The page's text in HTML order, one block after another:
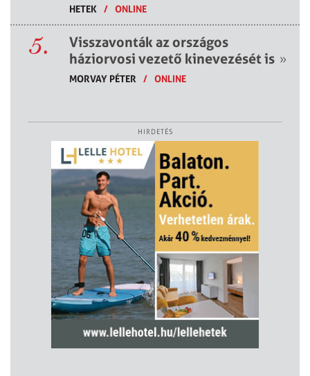
HETEK / ONLINE
5.
Visszavonták az országos
háziorvosi vezető kinevezését is »
MORVAY PÉTER / ONLINE
HIRDETÉS